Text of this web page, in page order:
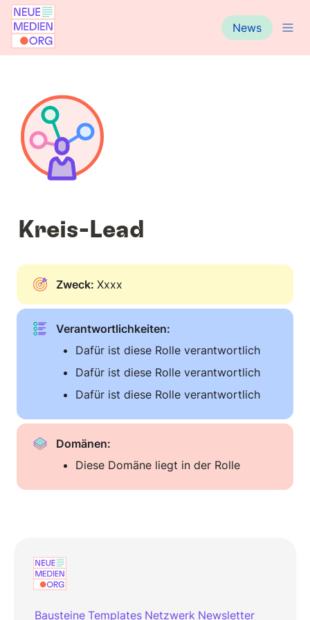
News
Kreis-Lead
Zweck: Xxxx
Verantwortlichkeiten:
Dafür ist diese Rolle verantwortlich
Dafür ist diese Rolle verantwortlich
Dafür ist diese Rolle verantwortlich
Domänen:
Diese Domäne liegt in der Rolle
Bausteine Templates Netzwerk Newsletter